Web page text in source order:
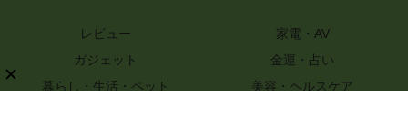
レビュー
家電・AV
ガジェット
金運・占い
暮らし・生活・ペット
美容・ヘルスケア